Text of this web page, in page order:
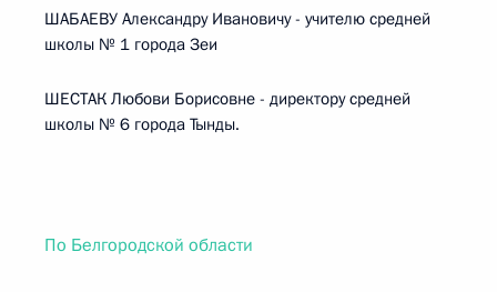
ШАБАЕВУ Александру Ивановичу - учителю средней
школы № 1 города Зеи
ШЕСТАК Любови Борисовне - директору средней
школы № 6 города Тынды.
По Белгородской области